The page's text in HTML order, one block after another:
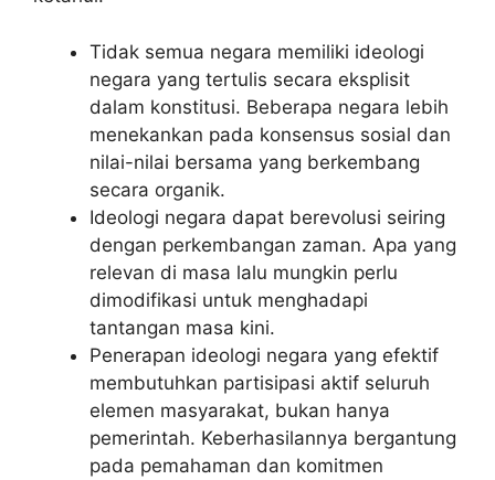
Tidak semua negara memiliki ideologi
negara yang tertulis secara eksplisit
dalam konstitusi. Beberapa negara lebih
menekankan pada konsensus sosial dan
nilai-nilai bersama yang berkembang
secara organik.
Ideologi negara dapat berevolusi seiring
dengan perkembangan zaman. Apa yang
relevan di masa lalu mungkin perlu
dimodifikasi untuk menghadapi
tantangan masa kini.
Penerapan ideologi negara yang efektif
membutuhkan partisipasi aktif seluruh
elemen masyarakat, bukan hanya
pemerintah. Keberhasilannya bergantung
pada pemahaman dan komitmen